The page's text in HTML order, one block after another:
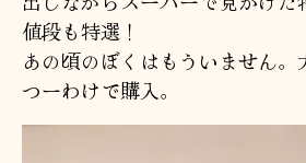
値段も特選！
あの頃のぼくはもういません。
つーわけで購入。